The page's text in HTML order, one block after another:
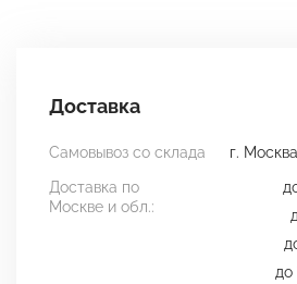
Доставка
Самовывоз со склада
г.
Доставка по
Москве и обл.:
до